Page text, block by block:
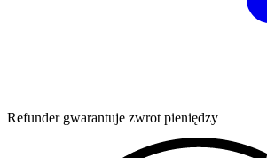
Refunder gwarantuje zwrot pieniędzy